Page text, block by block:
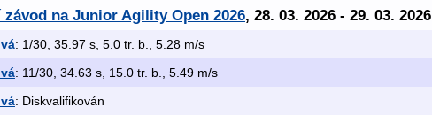
na Junior Agility Open 2026, 28. 03. 2026 - 29. 03. 2026
: 1/30, 35.97 s, 5.0 tr. b., 5.28 m/s
: 11/30, 34.63 s, 15.0 tr. b., 5.49 m/s
: Diskvalifikován